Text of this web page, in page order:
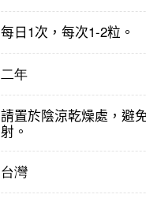
每日1次，每次1-2粒。
二年
請置於陰涼乾燥處，避
射。
台灣